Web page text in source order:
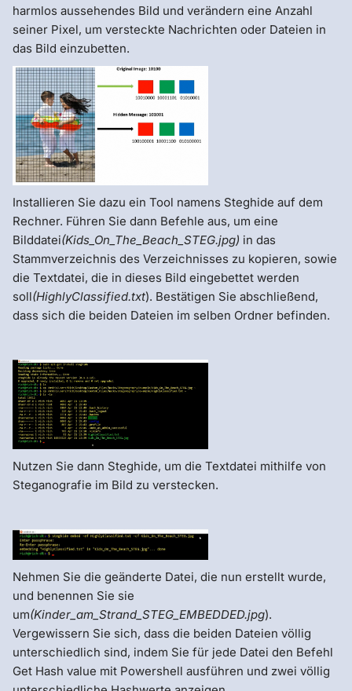
harmlos aussehendes Bild und verändern eine Anzahl
seiner Pixel, um versteckte Nachrichten oder Dateien in
das Bild einzubetten.
Installieren Sie dazu ein Tool namens Steghide auf dem
Rechner. Führen Sie dann Befehle aus, um eine
Bilddatei(Kids_On_The_Beach_STEG.jpg) in das
Stammverzeichnis des Verzeichnisses zu kopieren, sowie
die Textdatei, die in dieses Bild eingebettet werden
soll(HighlyClassified.txt). Bestätigen Sie abschließend,
dass sich die beiden Dateien im selben Ordner befinden.
Nutzen Sie dann Steghide, um die Textdatei mithilfe von
Steganografie im Bild zu verstecken.
Nehmen Sie die geänderte Datei, die nun erstellt wurde,
und benennen Sie sie
um(Kinder_am_Strand_STEG_EMBEDDED.jpg).
Vergewissern Sie sich, dass die beiden Dateien völlig
unterschiedlich sind, indem Sie für jede Datei den Befehl
Get Hash value mit Powershell ausführen und zwei völlig